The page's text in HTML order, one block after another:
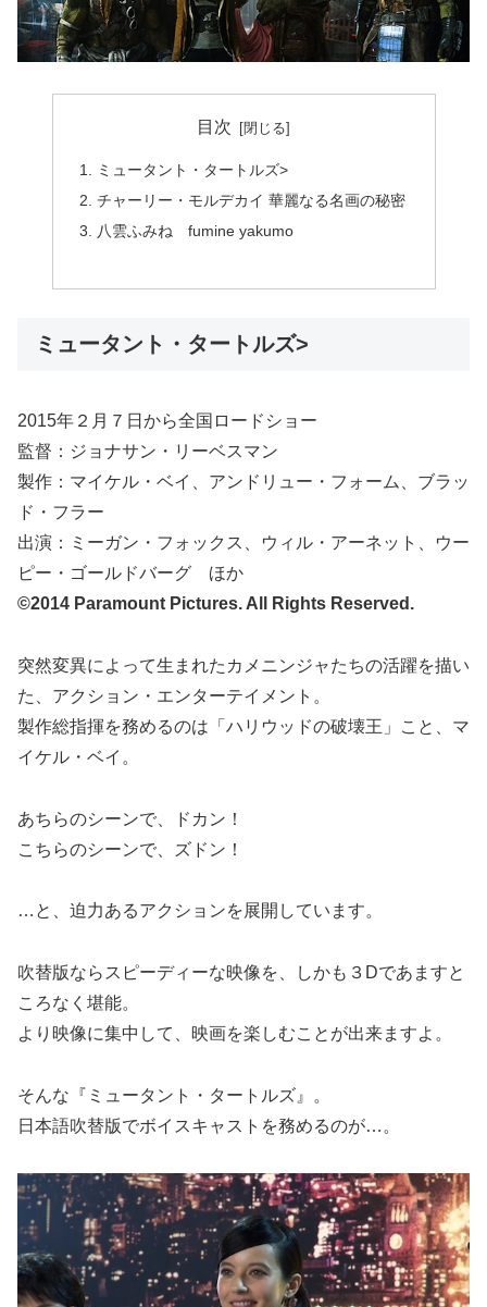
目次
ミュータント・タートルズ>
チャーリー・モルデカイ 華麗なる名画の秘密
八雲ふみね fumine yakumo
ミュータント・タートルズ>
2015年２月７日から全国ロードショー
監督：ジョナサン・リーベスマン
製作：マイケル・ベイ、アンドリュー・フォーム、ブラッ
ド・フラー
出演：ミーガン・フォックス、ウィル・アーネット、ウー
ピー・ゴールドバーグ ほか
©2014 Paramount Pictures. All Rights Reserved.
突然変異によって生まれたカメニンジャたちの活躍を描い
た、アクション・エンターテイメント。
製作総指揮を務めるのは「ハリウッドの破壊王」こと、マ
イケル・ベイ。
あちらのシーンで、ドカン！
こちらのシーンで、ズドン！
…と、迫力あるアクションを展開しています。
吹替版ならスピーディーな映像を、しかも３Dであますと
ころなく堪能。
より映像に集中して、映画を楽しむことが出来ますよ。
そんな『ミュータント・タートルズ』。
日本語吹替版でボイスキャストを務めるのが…。